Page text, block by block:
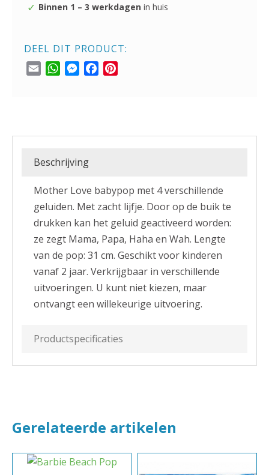
Binnen 1 – 3 werkdagen in huis
DEEL DIT PRODUCT:
Email
WhatsApp
Messenger
Facebook
Beschrijving
Mother Love babypop met 4 verschillende
geluiden. Met zacht lijfje. Door op de buik te
drukken kan het geluid geactiveerd worden:
ze zegt Mama, Papa, Haha en Wah. Lengte
van de pop: 31 cm. Geschikt voor kinderen
vanaf 2 jaar. Verkrijgbaar in verschillende
uitvoeringen. U kunt niet kiezen, maar
ontvangt een willekeurige uitvoering.
Productspecificaties
Gerelateerde artikelen